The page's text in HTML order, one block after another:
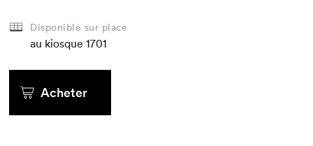
Disponible sur place
au kiosque 1701
Acheter